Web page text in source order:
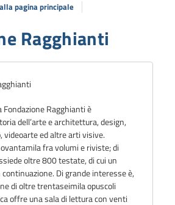
pagina principale
Ragghianti
Fondazione Ragghiantiè
dell’arteearchitettura,design,
,videoarteed altre arti visive.
fra volumi e riviste; di
oltre 800 testate, di cui un
Di grande interesse è,
di oltre trentaseimila opuscoli
offre unasala di letturacon venti